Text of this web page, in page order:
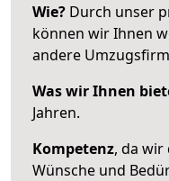
Wie? Durch unser
können wir Ihnen
andere
Was wir Ihnen
Jahren.
Kompetenz, da
Wünsche und